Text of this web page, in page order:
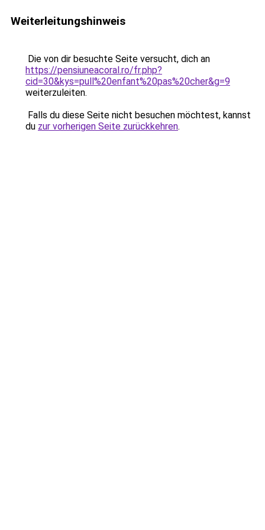
Weiterleitungshinweis
Die von dir besuchte Seite versucht, dich an
https://pensiuneacoral.ro/fr.php?
cid=30&kys=pull%20enfant%20pas%20cher&g=9
weiterzuleiten.
Falls du diese Seite nicht besuchen möchtest, kannst
du zur vorherigen Seite zurückkehren.